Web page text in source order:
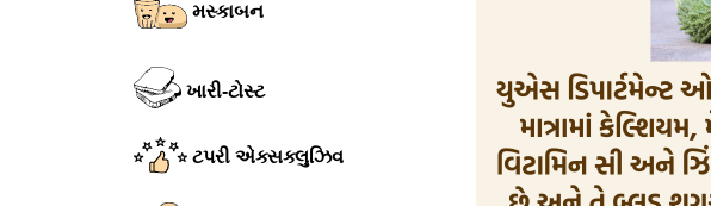
મસ્કાબન
ખારી-ટોસ્ટ
ટપરી એક્સક્લુઝિવ